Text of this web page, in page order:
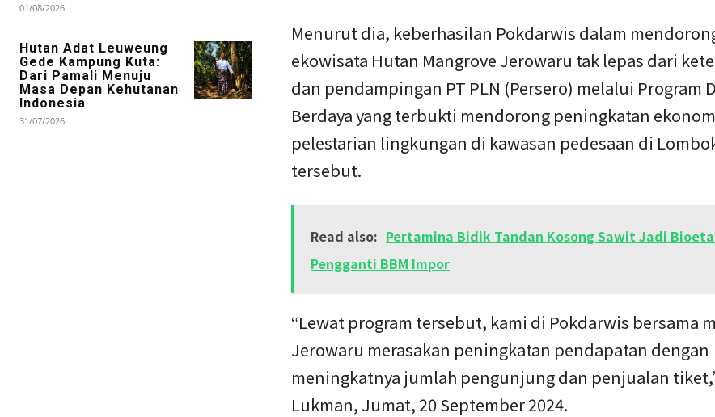
01/08/2026
Hutan Adat Leuweung
Gede Kampung Kuta:
Dari Pamali Menuju
Masa Depan Kehutanan
Indonesia
31/07/2026
Menurut dia, keberhasilan Pokdarwis dalam
ekowisata Hutan Mangrove Jerowaru tak lepas dari
dan pendampingan PT PLN (Persero) melalui Program
Berdaya yang terbukti mendorong peningkatan
pelestarian lingkungan di kawasan pedesaan di
tersebut.
Read also: Pertamina Bidik Tandan Kosong Sawit Jadi
Pengganti BBM Impor
“Lewat program tersebut, kami di Pokdarwis bersama
Jerowaru merasakan peningkatan pendapatan dengan
meningkatnya jumlah pengunjung dan penjualan
Lukman, Jumat, 20 September 2024.